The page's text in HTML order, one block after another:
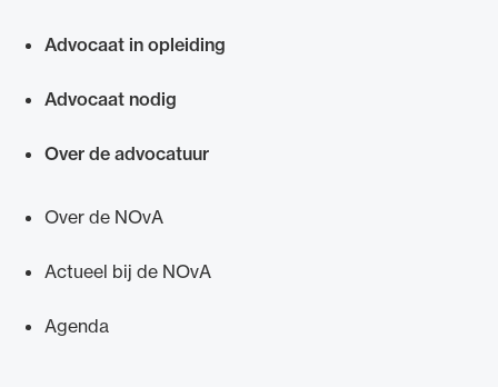
Advocaat in opleiding
Advocaat nodig
Over de advocatuur
Over de NOvA
Actueel bij de NOvA
Agenda
advocatuur (Roda).
beroepsuitoefening: van de advocatenpas tot